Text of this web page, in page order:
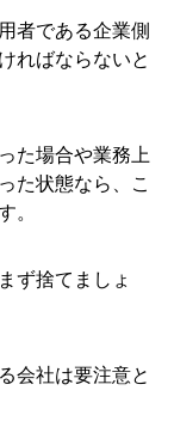
者である企業側
ればならないと
た場合や業務上
た状態なら、こ
。
ず捨てましょ
会社は要注意と